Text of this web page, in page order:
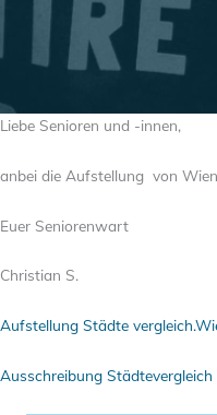
Liebe Senioren und -innen,
anbei die Aufstellung von
Euer Seniorenwart
Christian S.
Aufstellung Städte
Ausschreibung Städtevergleich